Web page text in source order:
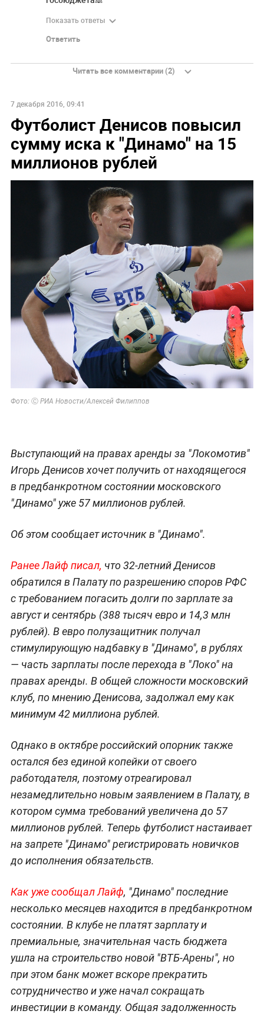
Показать ответы
Ответить
Читать все комментарии (2)
7 декабря 2016, 09:41
Футболист Денисов повысил
сумму иска к "Динамо" на 15
миллионов рублей
Фото: Ⓒ РИА Новости/Алексей Филиппов
Выступающий на правах аренды за "Локомотив"
Игорь Денисов хочет получить от находящегося
в предбанкротном состоянии московского
"Динамо" уже 57 миллионов рублей.
Об этом сообщает источник в "Динамо".
Ранее Лайф писал, что 32-летний Денисов
обратился в Палату по разрешению споров РФС
с требованием погасить долги по зарплате за
август и сентябрь (388 тысяч евро и 14,3 млн
рублей). В евро полузащитник получал
стимулирующую надбавку в "Динамо", в рублях
— часть зарплаты после перехода в "Локо" на
правах аренды. В общей сложности московский
клуб, по мнению Денисова, задолжал ему как
минимум 42 миллиона рублей.
Однако в октябре российский опорник также
остался без единой копейки от своего
работодателя, поэтому отреагировал
незамедлительно новым заявлением в Палату, в
котором сумма требований увеличена до 57
миллионов рублей. Теперь футболист настаивает
на запрете "Динамо" регистрировать новичков
до исполнения обязательств.
Как уже сообщал Лайф, "Динамо" последние
несколько месяцев находится в предбанкротном
состоянии. В клубе не платят зарплату и
премиальные, значительная часть бюджета
ушла на строительство новой "ВТБ-Арены", но
при этом банк может вскоре прекратить
сотрудничество и уже начал сокращать
инвестиции в команду. Общая задолженность